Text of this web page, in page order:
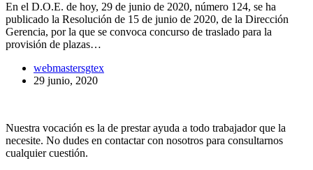
En el D.O.E. de hoy, 29 de junio de 2020, número 124, se ha
publicado la Resolución de 15 de junio de 2020, de la Dirección
Gerencia, por la que se convoca concurso de traslado para la
provisión de plazas…
webmastersgtex
29 junio, 2020
Nuestra vocación es la de prestar ayuda a todo trabajador que la
necesite. No dudes en contactar con nosotros para consultarnos
cualquier cuestión.